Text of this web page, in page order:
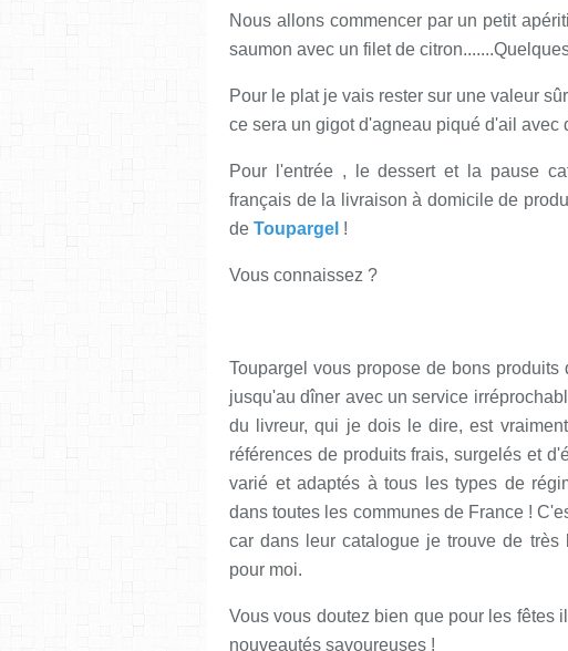
Nous allons commencer par un petit
saumon avec un filet de
Pour le plat je vais rester sur une valeur
ce sera un gigot d'agneau piqué d'ail avec
Pour l'entrée , le dessert et la pause
français de la livraison à domicile de
de Toupargel !
Vous connaissez ?
Toupargel vous propose de bons
jusqu'au dîner avec un service
du livreur, qui je dois le dire, est
références de produits frais, surgelés et
varié et adaptés à tous les types de
dans toutes les communes de France !
car dans leur catalogue je trouve de
pour moi.
Vous vous doutez bien que pour les fêtes
nouveautés savoureuses !